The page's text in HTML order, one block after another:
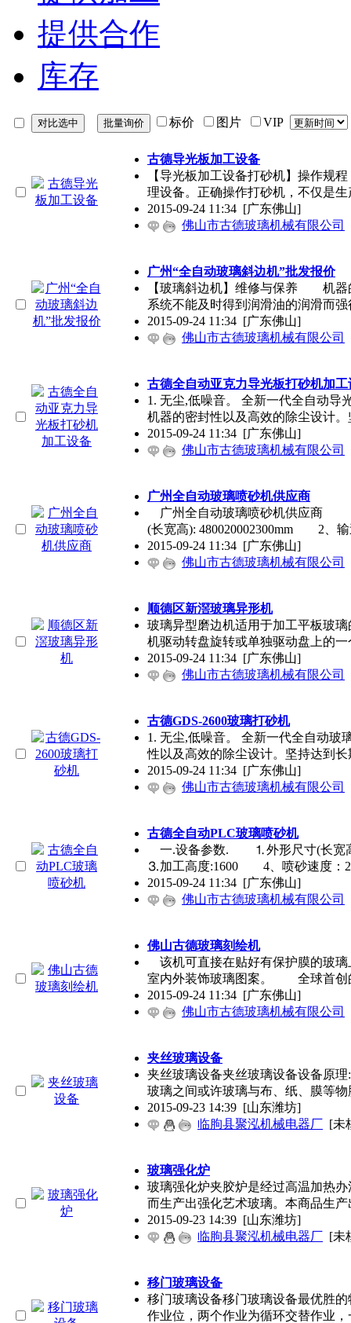
提供合作
库存
标价 图片 VIP
古德导光板加工设备
【导光板加工设备打砂机】操作
理设备。正确操作打砂机，不仅是生
2015-09-24 11:34 [广东佛山]
佛山市古德玻璃机械有限公司
广州“全自动玻璃斜边机”批发报价
【玻璃斜边机】维修与保养 机器
系统不能及时得到润滑油的润滑而强
2015-09-24 11:34 [广东佛山]
佛山市古德玻璃机械有限公司
古德全自动亚克力导光板打砂机加工
1. 无尘,低噪音。 全新一代全自动导
机器的密封性以及高效的除尘设计。
2015-09-24 11:34 [广东佛山]
佛山市古德玻璃机械有限公司
广州全自动玻璃喷砂机供应商
广州全自动玻璃喷砂机供应
(长宽高): 480020002300mm 2、输
2015-09-24 11:34 [广东佛山]
佛山市古德玻璃机械有限公司
顺德区新滘玻璃异形机
玻璃异型磨边机适用于加工平板玻
机驱动转盘旋转或单独驱动盘上的一
2015-09-24 11:34 [广东佛山]
佛山市古德玻璃机械有限公司
古德GDS-2600玻璃打砂机
1. 无尘,低噪音。 全新一代全自动玻
性以及高效的除尘设计。坚持达到长
2015-09-24 11:34 [广东佛山]
佛山市古德玻璃机械有限公司
古德全自动PLC玻璃喷砂机
一.设备参数. ⒈外形尺寸(长
⒊加工高度:1600 4、喷砂速度：
2015-09-24 11:34 [广东佛山]
佛山市古德玻璃机械有限公司
佛山古德玻璃刻绘机
该机可直接在贴好有保护膜的玻璃
室内外装饰玻璃图案。 全球首创
2015-09-24 11:34 [广东佛山]
佛山市古德玻璃机械有限公司
夹丝玻璃设备
夹丝玻璃设备夹丝玻璃设备设备原
玻璃之间或许玻璃与布、纸、膜等物
2015-09-23 14:39 [山东潍坊]
临朐县聚泓机械电器厂 [未
玻璃强化炉
玻璃强化炉夹胶炉是经过高温加热
而生产出强化艺术玻璃。本商品生产
2015-09-23 14:39 [山东潍坊]
临朐县聚泓机械电器厂 [未
移门玻璃设备
移门玻璃设备移门玻璃设备最优胜
作业位，两个作业为循环交替作业，